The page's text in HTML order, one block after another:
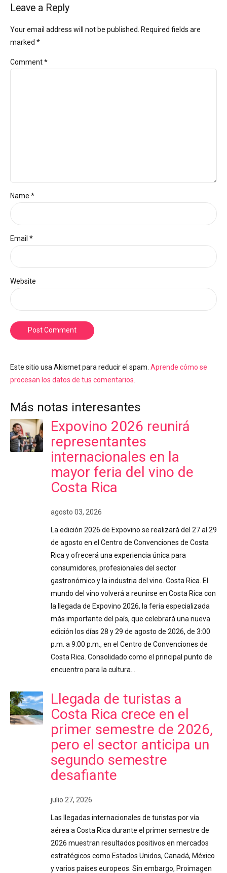
Leave a Reply
Your email address will not be published. Required fields are
marked *
Comment*
Name *
Email *
Website
Post Comment
Este sitio usa Akismet para reducir el spam. Aprende cómo se
procesan los datos de tus comentarios.
Más notas interesantes
Expovino 2026 reunirá
representantes
internacionales en la
mayor feria del vino de
Costa Rica
agosto 03, 2026
La edición 2026 de Expovino se realizará del 27 al 29
de agosto en el Centro de Convenciones de Costa
Rica y ofrecerá una experiencia única para
consumidores, profesionales del sector
gastronómico y la industria del vino. Costa Rica. El
mundo del vino volverá a reunirse en Costa Rica con
la llegada de Expovino 2026, la feria especializada
más importante del país, que celebrará una nueva
edición los días 28 y 29 de agosto de 2026, de 3:00
p.m. a 9:00 p.m., en el Centro de Convenciones de
Costa Rica. Consolidado como el principal punto de
encuentro para la cultura…
Llegada de turistas a
Costa Rica crece en el
primer semestre de 2026,
pero el sector anticipa un
segundo semestre
desafiante
julio 27, 2026
Las llegadas internacionales de turistas por vía
aérea a Costa Rica durante el primer semestre de
2026 muestran resultados positivos en mercados
estratégicos como Estados Unidos, Canadá, México
y varios países europeos. Sin embargo, Proimagen